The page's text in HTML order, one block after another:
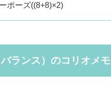
ポーズ((8+8)×2)
ランス）のコリオメモ